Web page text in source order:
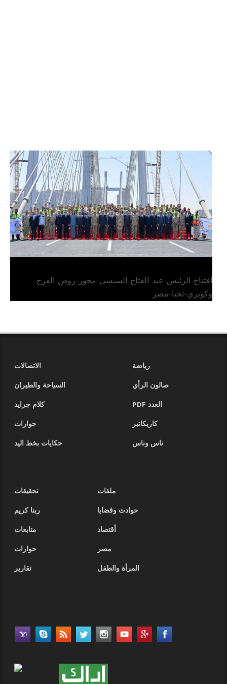
الرئيس عبد الفتاح السيسي يفتتح محور روض الفرج
وكوبري تحيا مصر
افتتاح-الرئيس-عبد-الفتاح-السيسي-محور-روض-الفرج-
وكوبري-تحيا-مصر
رياضة
الاتصالات
صالون الرأي
السياحة والطيران
العدد PDF
كلام جرايد
كاريكاتير
حوارات
ناس وناس
حكايات بخط اليد
ملفات
تحقيقات
حوادث وقضايا
ربنا كريم
أقتصاد
متابعات
مصر
حوارات
المرأة والطفل
تقارير